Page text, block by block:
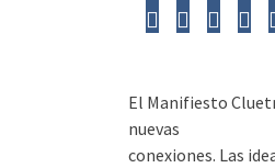
El Manifiesto
nuevas
conexiones. Las